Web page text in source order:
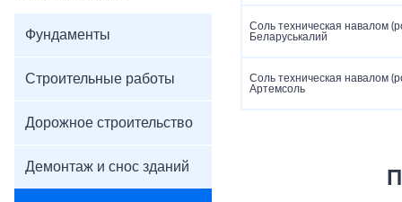
Фундаменты
Строительные работы
Дорожное строительство
Демонтаж и снос зданий
Соль техническая навалом
Беларуськалий
Соль техническая навалом
Артемсоль